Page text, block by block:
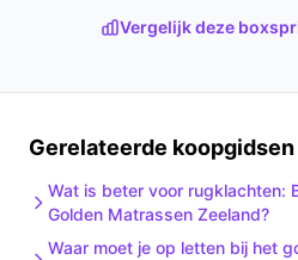
Vergelijk deze
Gerelateerde koopgidsen
Wat is beter voor rugklachten:
Golden Matrassen Zeeland?
Waar moet je op letten bij het